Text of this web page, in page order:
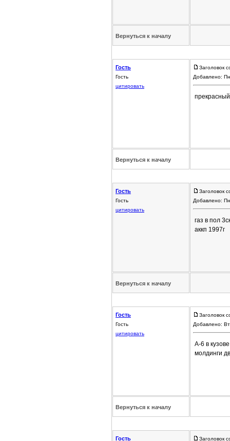
Вернуться к началу
Гость
Гость
цитировать
Заголовок
Добавлено:
Вернуться к началу
Гость
Гость
цитировать
Заголовок
Добавлено:
газ в пол
аккп 1997г
Вернуться к началу
Гость
Гость
цитировать
Заголовок
Добавлено:
А-6 в
молдинги
Вернуться к началу
Гость Заголовок